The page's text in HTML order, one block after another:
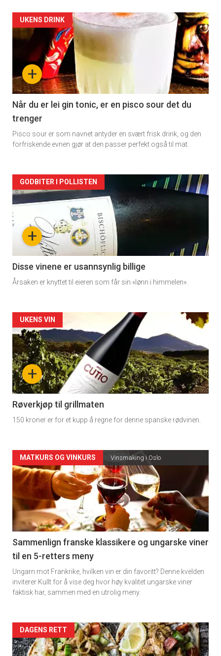
Forsiden
akkurat
nå
-
2
+
UKENS DRINK
Når du er lei gin tonic, er en pisco sour det du
trenger
Pisco sour er som navnet antyder en svært frisk drink, og den
forfriskende evnen gjør at den passer perfekt også til mat.
Forsiden
akkurat
nå
3
+
GODBITER I POLLISTEN
Disse vinene er usannsynlig billige
Årsaken er knyttet til eieren som får sin «lønn i himmelen».
Forsiden
akkurat
nå
-
4
+
UKENS VIN
Røverkjøp til grillmaten
150 kroner er for et kupp å regne for denne spanske rødvinen.
Forsiden
akkurat
nå
-
5
MATKURS OG VINKURS Vinsmaking i Oslo
Sammenlign franske klassikere og ungarske viner
til en 5-retters meny
Ungarn mot Frankrike, hvilken vin er din favoritt? Denne kvelden
inviterer Kullt for å vise deg hvor høy kvalitet ungarske viner
faktisk har, sammen med en utrolig meny.
Forsiden
DAGENS RETT